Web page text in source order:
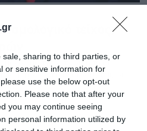
sharing to third parties, or
or sensitive information for
use the below opt-out
Please note that after your
you may continue seeing
personal information utilized by
τείχος,
με όχημα τη ρητορική περί
προϊόντα εξαιρούνται, οι